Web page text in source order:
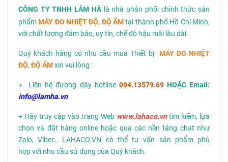
CÔNG TY TNHH LÂM HÀlà nhà phân phối chính thức sản
phẩmMÁY ĐO NHIỆT ĐỘ, ĐỘ ẨMtại thành phố Hồ Chí Minh,
với chất lượng đảm bảo, uy tín, chế độ hậu mãi lâu dài.
Quý khách hàng có nhu cầu mua Thiết bị MÁY ĐO NHIỆT
ĐỘ, ĐỘ ẨMxin vui lòng :
+ Liên hệ đường dây hotline 094.13579.69HOẶC Email:
info@lamha.vn
+ Hãy truy cập vào trang Web www.lahaco.vntìm kiếm, lựa
chọn và đặt hàng online hoặc qua các nền tảng chat như
Zalo, Viber… LAHACO.VN có thể tư vấn sản phẩm phù
hợp với nhu cầu sử dụng của Quý khách.